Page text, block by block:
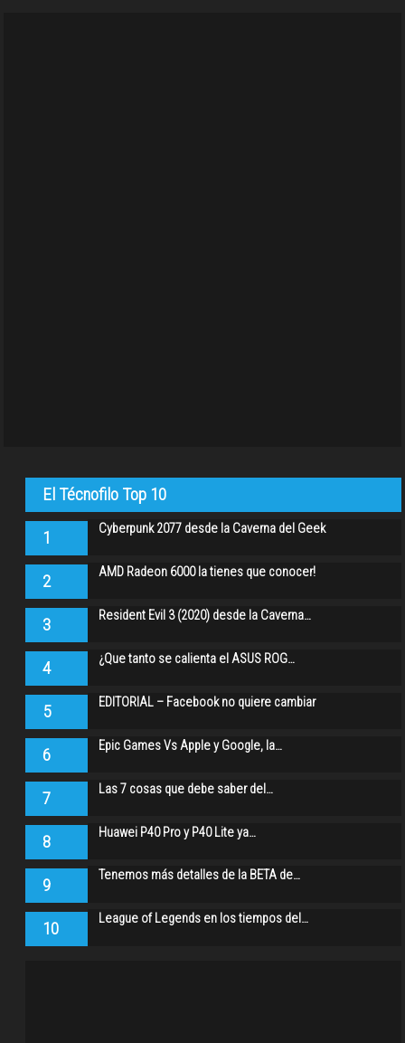
El Técnofilo Top 10
1 Cyberpunk 2077 desde la Caverna del Geek
2 AMD Radeon 6000 la tienes que conocer!
3 Resident Evil 3 (2020) desde la Caverna…
4 ¿Que tanto se calienta el ASUS ROG…
5 EDITORIAL – Facebook no quiere cambiar
6 Epic Games Vs Apple y Google, la…
7 Las 7 cosas que debe saber del…
8 Huawei P40 Pro y P40 Lite ya…
9 Tenemos más detalles de la BETA de…
10 League of Legends en los tiempos del…